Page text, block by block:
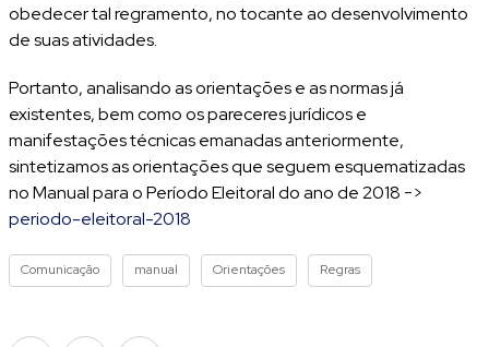
obedecer tal regramento, no tocante ao desenvolvimento
de suas atividades.
Portanto, analisando as orientações e as normas já
existentes, bem como os pareceres jurídicos e
manifestações técnicas emanadas anteriormente,
sintetizamos as orientações que seguem esquematizadas
no Manual para o Período Eleitoral do ano de 2018 ->
periodo-eleitoral-2018
Comunicação manual Orientações Regras